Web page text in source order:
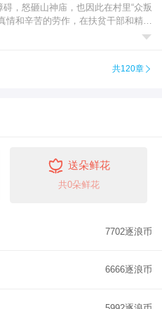
，怒砸山神庙，也因此在村里“众叛
情和辛苦的劳作，在扶贫干部和精准

共120章 
 送朵鲜花
共0朵鲜花
7702逐浪币
6666逐浪币